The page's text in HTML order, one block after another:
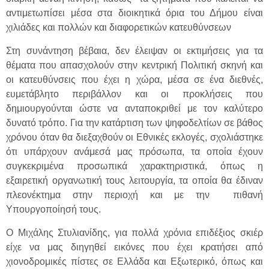
αντιμετωπίσει μέσα στα διοικητικά όρια του Δήμου είναι
χιλιάδες και πολλών και διαφορετικών κατευθύνσεων
Στη συνάντηση βέβαια, δεν έλειψαν οι εκτιμήσεις για τα
θέματα που απασχολούν στην κεντρική Πολιτική σκηνή και
οι κατευθύνσεις που έχει η χώρα, μέσα σε ένα διεθνές,
ευμετάβλητο περιβάλλον και οι προκλήσεις που
δημιουργούνται ώστε να ανταποκριθεί με τον καλύτερο
δυνατό τρόπο. Για την κατάρτιση των ψηφοδελτίων σε βάθος
χρόνου όταν θα διεξαχθούν οι Εθνικές εκλογές, σχολιάστηκε
ότι υπάρχουν ανάμεσά μας πρόσωπα, τα οποία έχουν
συγκεκριμένα προσωπικά χαρακτηριστικά, όπως η
εξαιρετική οργανωτική τους λειτουργία, τα οποία θα έδιναν
πλεονέκτημα στην περιοχή και με την πιθανή
Υπουργοποίησή τους.
Ο Μιχάλης Στυλιανίδης, για πολλά χρόνια επιδέξιος σκιέρ
είχε να μας διηγηθεί εικόνες που έχει κρατήσει από
χιονοδρομικές πίστες σε Ελλάδα και Εξωτερικό, όπως και